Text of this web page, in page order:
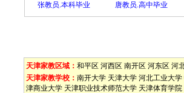
张教员.本科毕业 唐教员.高中毕业
天津家教区域： 和平区 河西区 南开区 河东区 河
天津家教学校： 南开大学 天津大学 河北工业大学
津商业大学 天津职业技术师范大学 天津体育学院